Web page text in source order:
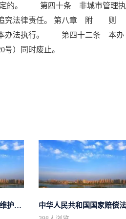
定的。 第四十条 非城市管理执
追究法律责任。 第八章 附 则
本办法执行。 第四十二条 本办
）同时废止。
中华人民共和国城市维护建设税法 中华人民共和国国家赔偿法